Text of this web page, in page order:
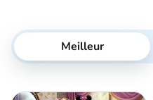
Meilleur